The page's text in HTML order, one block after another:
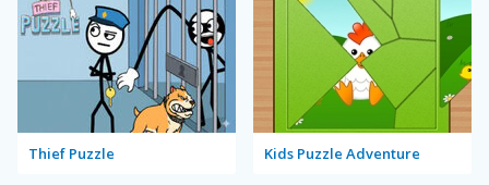
Thief Puzzle Kids Puzzle Adventure